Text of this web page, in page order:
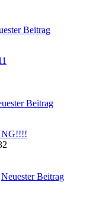
Beitrag
Beitrag
Neuester Beitrag